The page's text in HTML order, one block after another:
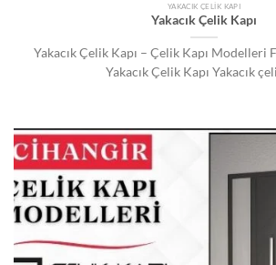
YAKACIK ÇELIK KAPI
Yakacık Çelik Kapı
Yakacık Çelik Kapı – Çelik Kapı Modelleri
Yakacık Çelik Kapı Yakacık